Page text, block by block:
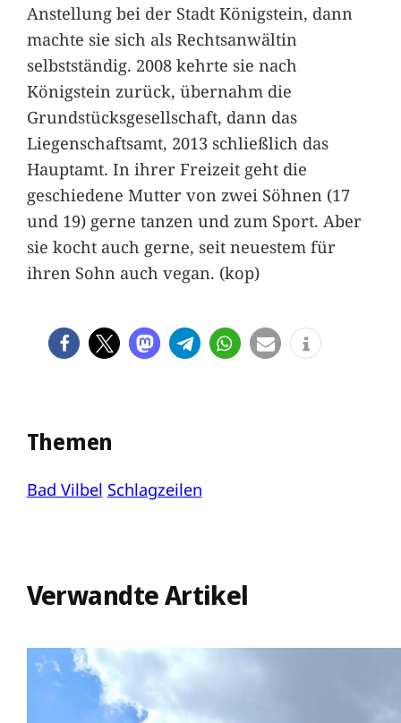
Anstellung bei der Stadt Königstein, dann
machte sie sich als Rechtsanwältin
selbstständig. 2008 kehrte sie nach
Königstein zurück, übernahm die
Grundstücksgesellschaft, dann das
Liegenschaftsamt, 2013 schließlich das
Hauptamt. In ihrer Freizeit geht die
geschiedene Mutter von zwei Söhnen (17
und 19) gerne tanzen und zum Sport. Aber
sie kocht auch gerne, seit neuestem für
ihren Sohn auch vegan. (kop)
Themen
Bad Vilbel Schlagzeilen
Verwandte Artikel